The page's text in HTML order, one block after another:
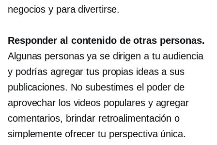
negocios y para divertirse.
Responder al contenido de otras personas.
Algunas personas ya se dirigen a tu audiencia
y podrías agregar tus propias ideas a sus
publicaciones. No subestimes el poder de
aprovechar los videos populares y agregar
comentarios, brindar retroalimentación o
simplemente ofrecer tu perspectiva única.